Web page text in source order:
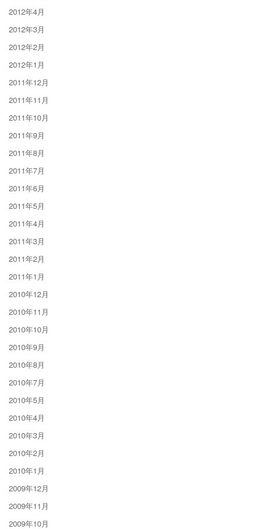
2012年4月
2012年3月
2012年2月
2012年1月
2011年12月
2011年11月
2011年10月
2011年9月
2011年8月
2011年7月
2011年6月
2011年5月
2011年4月
2011年3月
2011年2月
2011年1月
2010年12月
2010年11月
2010年10月
2010年9月
2010年8月
2010年7月
2010年5月
2010年4月
2010年3月
2010年2月
2010年1月
2009年12月
2009年11月
2009年10月